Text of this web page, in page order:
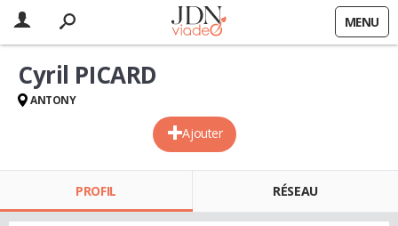
MENU
Ajouter
Cyril PICARD
ANTONY
PROFIL RÉSEAU